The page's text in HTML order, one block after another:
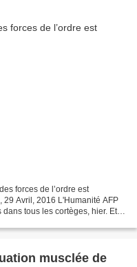
forces de l’ordre est
Avril, 2016 L'Humanité AFP
tous les cortèges, hier. Et
musclée de